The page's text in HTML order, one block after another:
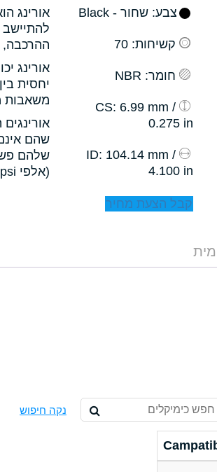
אורינג
להתיישב
ההרכבה,
אורינג
יחסית
משאבות
שהם
שלהם
(אלפי psi).
צבע: שחור - Black
קשיחות: 70
חומר: NBR
: 6.99 mm /
0.275 in
: 104.14 mm /
4.100 in
קבל הצעת מחיר
נקה חיפוש